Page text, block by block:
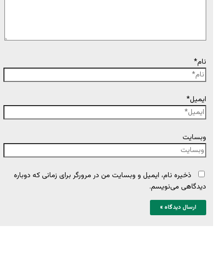
نام*
ایمیل*
وبسایت
ذخیره نام، ایمیل و وبسایت من در مرورگر برای زمانی که دوباره
دیدگاهی می‌نویسم.